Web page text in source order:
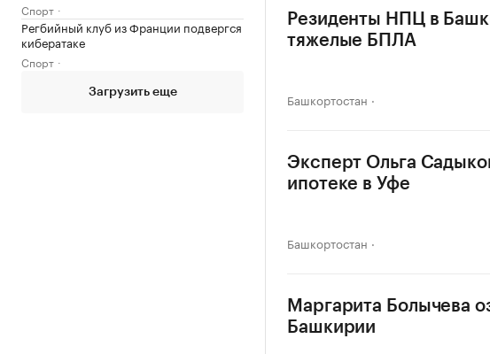
Спорт
Регбийный клуб из Франции подвергся
кибератаке
Спорт
Загрузить еще
Резиденты НПЦ в
тяжелые БПЛА
Башкортостан
Эксперт Ольга
ипотеке в Уфе
Башкортостан
Маргарита Болычева
Башкирии